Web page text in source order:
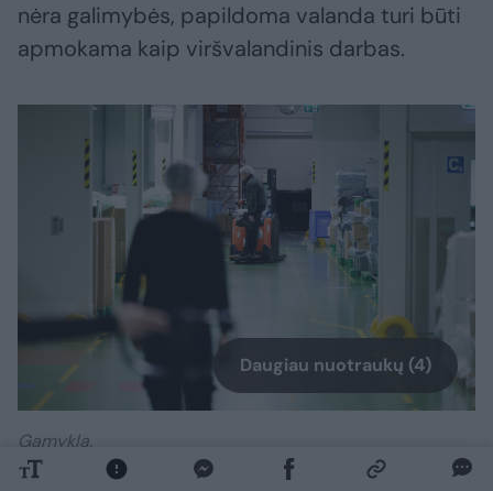
nėra galimybės, papildoma valanda turi būti
apmokama kaip viršvalandinis darbas.
Daugiau nuotraukų (4)
Gamykla.
V.Skaraičio nuotr.